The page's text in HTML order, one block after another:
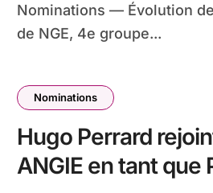
Nominations — Évolution
de NGE, 4e groupe...
Nominations
Hugo Perrard
ANGIE en tant que